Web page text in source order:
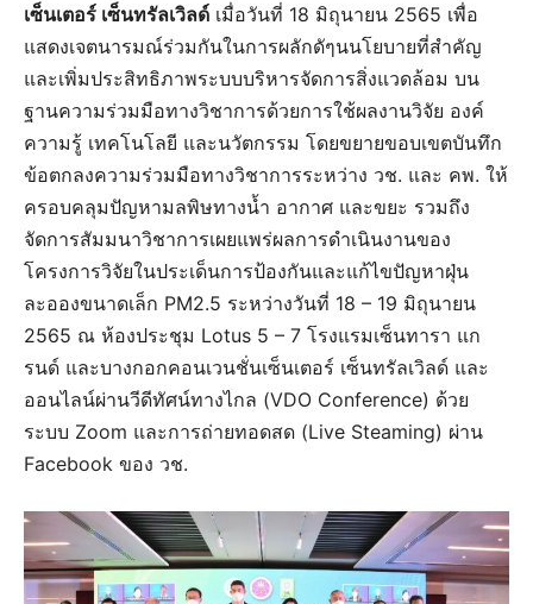
เซ็นเตอร์ เซ็นทรัลเวิลด์ เมื่อวันที่ 18 มิถุนายน 2565 เพื่อ
แสดงเจตนารมณ์ร่วมกันในการผลักดัๆนนโยบายที่สำคัญ
และเพิ่มประสิทธิภาพระบบบริหารจัดการสิ่งแวดล้อม บน
ฐานความร่วมมือทางวิชาการด้วยการใช้ผลงานวิจัย องค์
ความรู้ เทคโนโลยี และนวัตกรรม โดยขยายขอบเขตบันทึก
ข้อตกลงความร่วมมือทางวิชาการระหว่าง วช. และ คพ. ให้
ครอบคลุมปัญหามลพิษทางน้ำ อากาศ และขยะ รวมถึง
จัดการสัมมนาวิชาการเผยแพร่ผลการดำเนินงานของ
โครงการวิจัยในประเด็นการป้องกันและแก้ไขปัญหาฝุ่น
ละอองขนาดเล็ก PM2.5 ระหว่างวันที่ 18 – 19 มิถุนายน
2565 ณ ห้องประชุม Lotus 5 – 7 โรงแรมเซ็นทารา แก
รนด์ และบางกอกคอนเวนชั่นเซ็นเตอร์ เซ็นทรัลเวิลด์ และ
ออนไลน์ผ่านวีดีทัศน์ทางไกล (VDO Conference) ด้วย
ระบบ Zoom และการถ่ายทอดสด (Live Steaming) ผ่าน
Facebook ของ วช.